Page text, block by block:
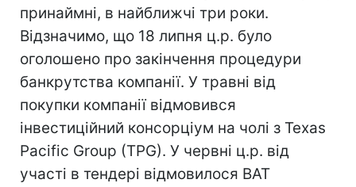
принаймні, в найближчі три роки.
Відзначимо, що 18 липня ц.р. було
оголошено про закінчення процедури
банкрутства компанії. У травні від
покупки компанії відмовився
інвестиційний консорціум на чолі з Texas
Pacific Group (TPG). У червні ц.р. від
участі в тендері відмовилося ВАТ